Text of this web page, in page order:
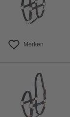
Merken